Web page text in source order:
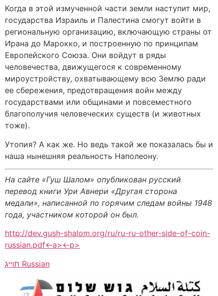
Когда в этой измученной части земли наступит мир,
государства Израиль и Палестина смогут войти в
региональную организацию, включающую страны от
Ирана до Марокко, и построенную по принципам
Европейского Союза. Они войдут в ряды
человечества, движущегося к современному
мироустройству, охватывающему всю Землю ради
ее сбережения, предотвращения войн между
государствами или общинами и повсеместного
благополучия человеческих существ (и животных
тоже).
Утопия? А как же. Но ведь такой же показалась бы и
наша нынешняя реальность Наполеону.
На сайте «Гуш Шалом» опубликован русский
перевод книги Ури Авнери «Другая сторона
медали», написанной по горячим следам войны 1948
года, участником которой он был.
http://dev.gush-shalom.org/ru/ru-ru-other-side-of-coin-
russian.pdf<-a><-p>
Russian